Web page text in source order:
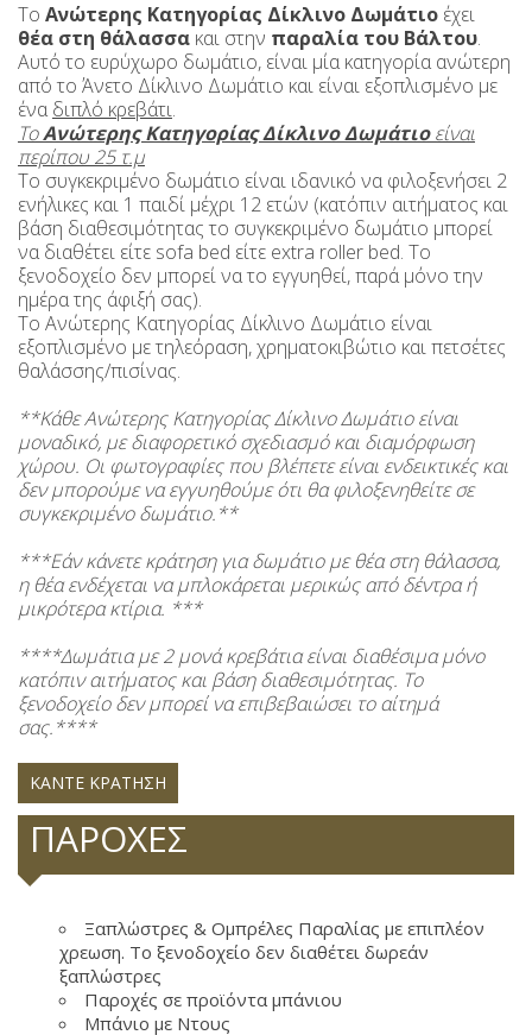
Το Ανώτερης Κατηγορίας Δίκλινο Δωμάτιο έχει
θέα στη θάλασσα και στην παραλία του Βάλτου.
Αυτό το ευρύχωρο δωμάτιο, είναι μία κατηγορία ανώτερη
από το Άνετο Δίκλινο Δωμάτιο και είναι εξοπλισμένο με
ένα διπλό κρεβάτι.
ΤοΑνώτερης Κατηγορίας Δίκλινο Δωμάτιοείναι
περίπου 25 τ.μ
Το συγκεκριμένο δωμάτιο είναι ιδανικό να φιλοξενήσει 2
ενήλικες και 1 παιδί μέχρι 12 ετών (κατόπιν αιτήματος και
βάση διαθεσιμότητας το συγκεκριμένο δωμάτιο μπορεί
να διαθέτει είτε sofa bed είτε extra roller bed. Το
ξενοδοχείο δεν μπορεί να το εγγυηθεί, παρά μόνο την
ημέρα της άφιξή σας).
Το Ανώτερης Κατηγορίας Δίκλινο Δωμάτιο είναι
εξοπλισμένο με τηλεόραση, χρηματοκιβώτιο και πετσέτες
θαλάσσης/πισίνας.
**Κάθε Ανώτερης Κατηγορίας Δίκλινο Δωμάτιο είναι
μοναδικό, με διαφορετικό σχεδιασμό και διαμόρφωση
χώρου. Οι φωτογραφίες που βλέπετε είναι ενδεικτικές και
δεν μπορούμε να εγγυηθούμε ότι θα φιλοξενηθείτε σε
συγκεκριμένο δωμάτιο.**
***Εάν κάνετε κράτηση για δωμάτιο με θέα στη θάλασσα,
η θέα ενδέχεται να μπλοκάρεται μερικώς από δέντρα ή
μικρότερα κτίρια. ***
****Δωμάτια με 2 μονά κρεβάτια είναι διαθέσιμα μόνο
κατόπιν αιτήματος και βάση διαθεσιμότητας. Το
ξενοδοχείο δεν μπορεί να επιβεβαιώσει το αίτημά
σας.****
ΚΆΝΤΕ ΚΡΆΤΗΣΗ
ΠΑΡΟΧΈΣ
Ξαπλώστρες & Ομπρέλες Παραλίας με επιπλέον
χρεωση. Το ξενοδοχείο δεν διαθέτει δωρεάν
ξαπλώστρες
Παροχές σε προϊόντα μπάνιου
Μπάνιο με Ντους